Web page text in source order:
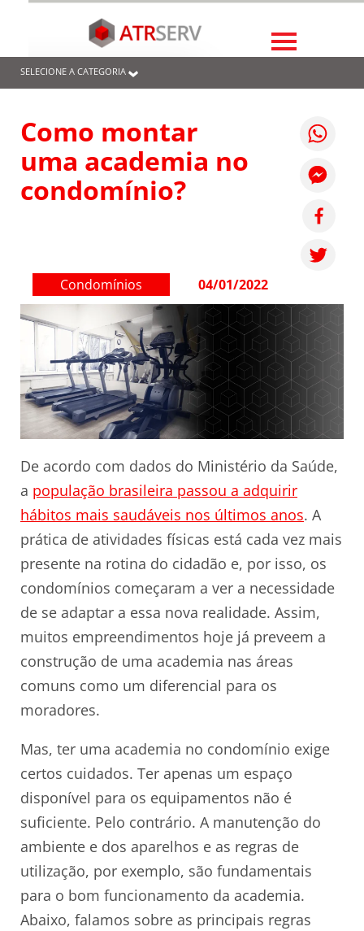
SELECIONE A CATEGORIA
Como montar
uma academia no
condomínio?
Condomínios 04/01/2022
De acordo com dados do Ministério da Saúde,
a população brasileira passou a adquirir
hábitos mais saudáveis nos últimos anos. A
prática de atividades físicas está cada vez mais
presente na rotina do cidadão e, por isso, os
condomínios começaram a ver a necessidade
de se adaptar a essa nova realidade. Assim,
muitos empreendimentos hoje já preveem a
construção de uma academia nas áreas
comuns como um diferencial para os
moradores.
Mas, ter uma academia no condomínio exige
certos cuidados. Ter apenas um espaço
disponível para os equipamentos não é
suficiente. Pelo contrário. A manutenção do
ambiente e dos aparelhos e as regras de
utilização, por exemplo, são fundamentais
para o bom funcionamento da academia.
Abaixo, falamos sobre as principais regras